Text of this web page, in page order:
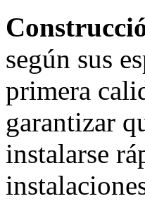
según sus
primera
garantizar
instalarse